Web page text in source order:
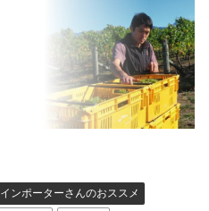
インポーターさんのおススメ